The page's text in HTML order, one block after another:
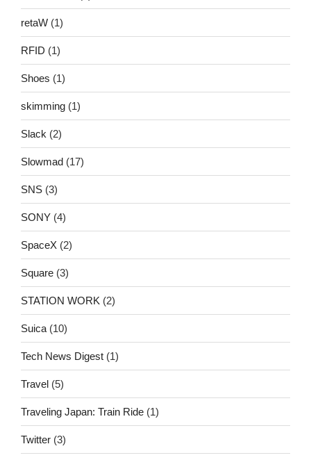
retaW (1)
RFID (1)
Shoes (1)
skimming (1)
Slack (2)
Slowmad (17)
SNS (3)
SONY (4)
SpaceX (2)
Square (3)
STATION WORK (2)
Suica (10)
Tech News Digest (1)
Travel (5)
Traveling Japan: Train Ride (1)
Twitter (3)